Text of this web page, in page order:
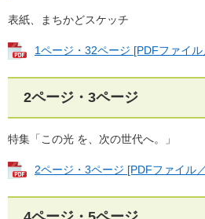
表紙、まちかどスケッチ
1ページ・32ページ [PDFファイ
2ページ・3ページ
特集「この光 を、次の世代へ。」
2ページ・3ページ [PDFファイル